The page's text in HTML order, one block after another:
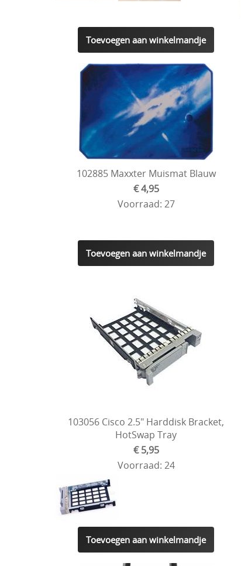
Toevoegen aan winkelmandje
102885 Maxxter Muismat Blauw
€ 4,95
Voorraad: 27
Toevoegen aan winkelmandje
103056 Cisco 2.5" Harddisk Bracket,
HotSwap Tray
€ 5,95
Voorraad: 24
Toevoegen aan winkelmandje